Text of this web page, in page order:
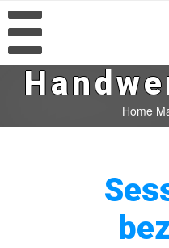
Home